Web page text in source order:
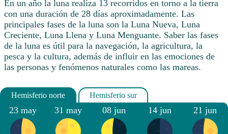
En un año la luna realiza 13 recorridos en torno a la tierra
con una duración de 28 días aproximadamente. Las
principales fases de la luna son la Luna Nueva, Luna
Creciente, Luna Llena y Luna Menguante. Saber las fases
de la luna es útil para la navegación, la agricultura, la
pesca y la cultura, además de influir en las emociones de
las personas y fenómenos naturales como las mareas.
23 may 31 may 08 jun 14 jun 21 jun